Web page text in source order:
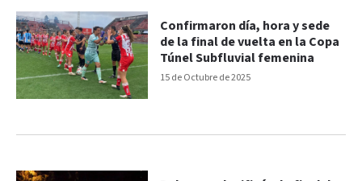
15 de Octubre de 2025
Confirmaron día, hora y sede
de la final de vuelta en la Copa
Túnel Subfluvial femenina